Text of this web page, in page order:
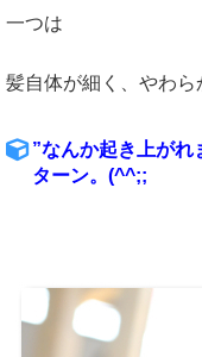
一つは
髪自体が細く、やわ
”なんか起き上が
ターン。(^^;;